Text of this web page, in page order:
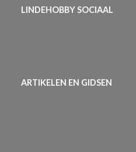
LINDEHOBBY SOCIAAL
ARTIKELEN EN GIDSEN